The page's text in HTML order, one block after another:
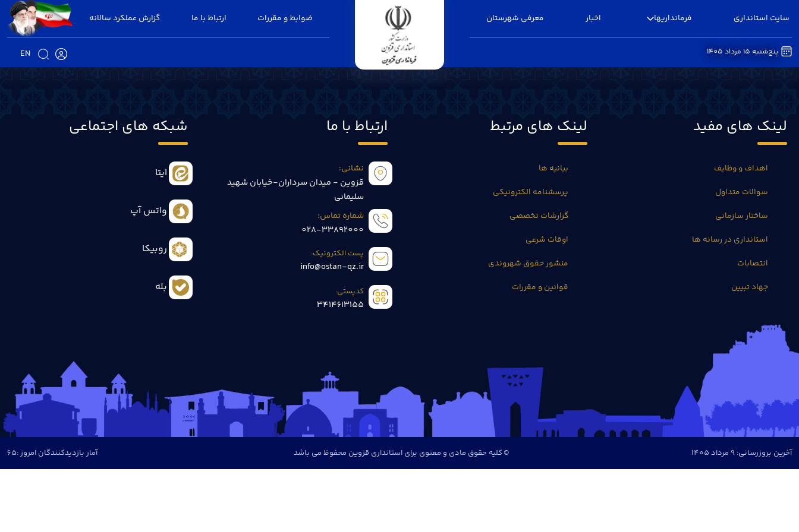
سایت استانداری فرمانداریها اخبار معرفی شهرستان ضوابط و مقررات ارتباط با ما گزارش عملکرد سالانه
EN پنج‌شنبه 15 مرداد 1405
لینک های مفید
اهداف و وظایف
سوالات متداول
ساختار سازمانی
استانداری در رسانه ها
انتصابات
جهاد تبیین
لینک های مرتبط
بیانیه ها
پرسشنامه الکترونیکی
گزارشات تخصصی
اوقات شرعی
منشور حقوق شهروندی
قوانین و مقررات
ارتباط با ما
نشانی:
قزوین - میدان سرداران-خیابان شهید
سلیمانی
شماره تماس:
028-33892000
پست الکترونیک:
info@ostan-qz.ir
کدپستی:
3414613155
شبکه های اجتماعی
ایتا
واتس آپ
روبیکا
بله
آخرین بروزرسانی: 9 مرداد 1405 © کلیه حقوق مادی و معنوی برای استانداری قزوین محفوظ می باشد آمار بازدیدکنندگان امروز :65